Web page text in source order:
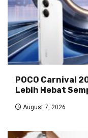
POCO Carnival
Lebih Hebat
August 7, 2026